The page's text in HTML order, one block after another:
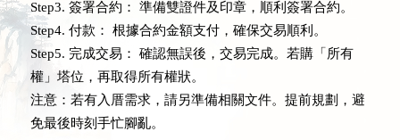
Step3. 簽署合約： 準備雙證件及印章，順利簽署合約。
Step4. 付款： 根據合約金額支付，確保交易順利。
Step5. 完成交易： 確認無誤後，交易完成。若購「所有
權」塔位，再取得所有權狀。
注意：若有入厝需求，請另準備相關文件。提前規劃，避
免最後時刻手忙腳亂。